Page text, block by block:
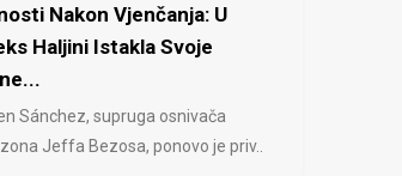
Nakon Vjenčanja: U
Haljini Istakla Svoje
Sánchez, supruga osnivača
Jeffa Bezosa, ponovo je priv..